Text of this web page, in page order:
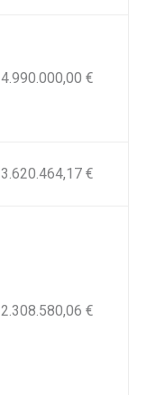
4.990.000,00 €
3.620.464,17 €
2.308.580,06 €